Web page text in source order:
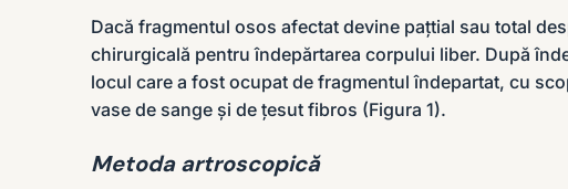
Dacă fragmentul osos afectat devine pațtial sau total
chirurgicală pentru îndepărtarea corpului liber. După
locul care a fost ocupat de fragmentul îndepartat, cu
vase de sange și de țesut fibros (Figura 1).
Metoda artroscopică